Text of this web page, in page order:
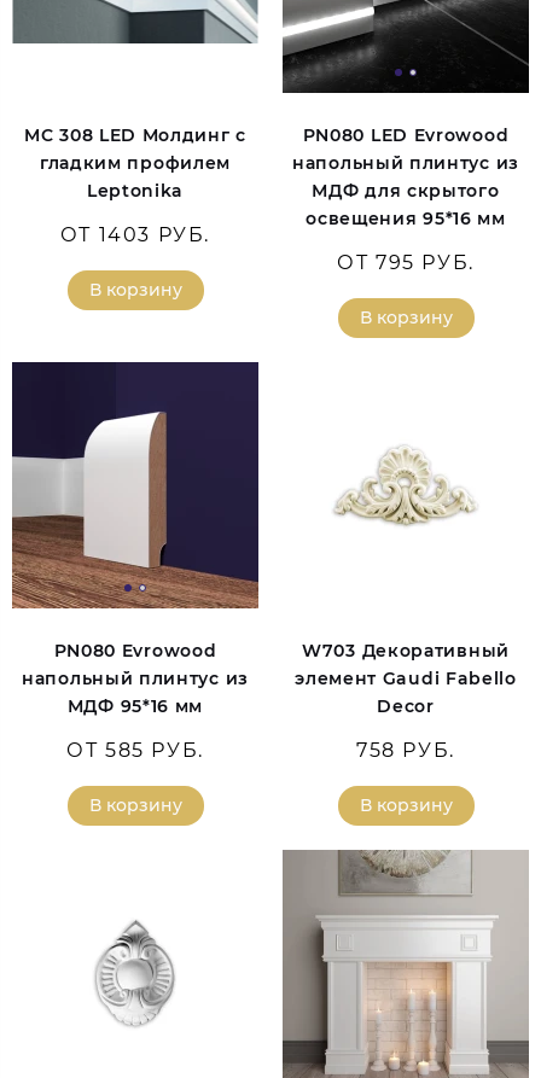
MC 308 LED Молдинг с
гладким профилем
Leptonika
ОТ 1403 РУБ.
В корзину
PN080 LED Evrowood
напольный плинтус из
МДФ для скрытого
освещения 95*16 мм
ОТ 795 РУБ.
В корзину
PN080 Evrowood
напольный плинтус из
МДФ 95*16 мм
ОТ 585 РУБ.
В корзину
W703 Декоративный
элемент Gaudi Fabello
Decor
758 РУБ.
В корзину